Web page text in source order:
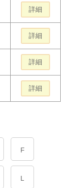
詳細
詳細
詳細
詳細
F
L